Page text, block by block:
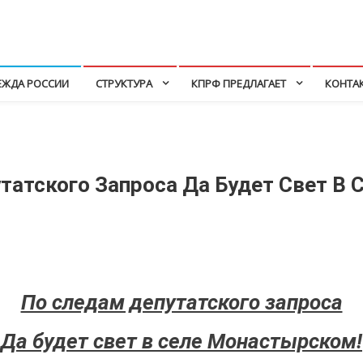
РОССИИ СТРУКТУРА КПРФ ПРЕДЛАГАЕТ
Запроса Да Будет Свет В
По следам депутатского запроса
Да будет свет в селе Монастырском!